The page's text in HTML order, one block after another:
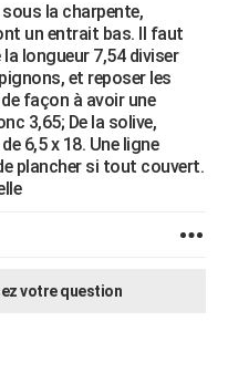
la charpente,
un entrait bas. Il faut
longueur 7,54 diviser
et reposer les
façon à avoir une
3,65; De la solive,
6,5 x 18. Une ligne
plancher si tout couvert.
votre question